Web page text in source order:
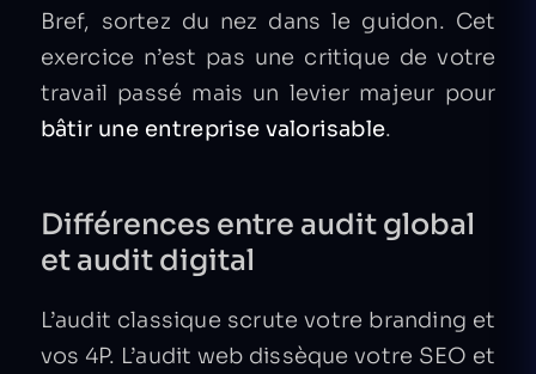
Bref, sortez du nez dans le guidon. Cet
exercice n’est pas une critique de votre
travail passé mais un levier majeur pour
bâtir une entreprise valorisable.
Différences entre audit global
et audit digital
L’audit classique scrute votre branding et
vos 4P. L’audit web dissèque votre SEO et